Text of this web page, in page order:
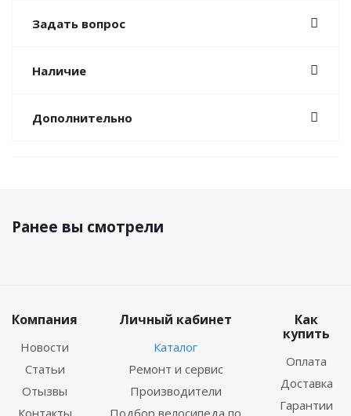
Задать вопрос
Наличие
Дополнительно
Ранее вы смотрели
Компания
Новости
Статьи
Отызвы
Контакты
Личный кабинет
Каталог
Ремонт и сервис
Производители
Подбор велосипеда по
Как
купить
Оплата
Доставка
Гарантии